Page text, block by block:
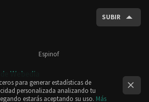
SUBIR
Espinof
Webedia
para generar estadísticas de
personalizada analizando tu
estarás aceptando su uso. Más